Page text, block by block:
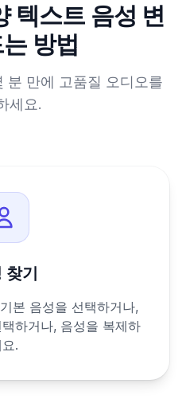
텍스트 음성 변
방법
분 만에 고품질 오디오를
세요.
찾기
본 음성을 선택하거나,
하거나, 음성을 복제하
.